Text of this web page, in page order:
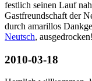
festlich seinen Lauf
Gastfreundschaft der
durch amarillos
Neutsch, ausgedrocken!
2010-03-18